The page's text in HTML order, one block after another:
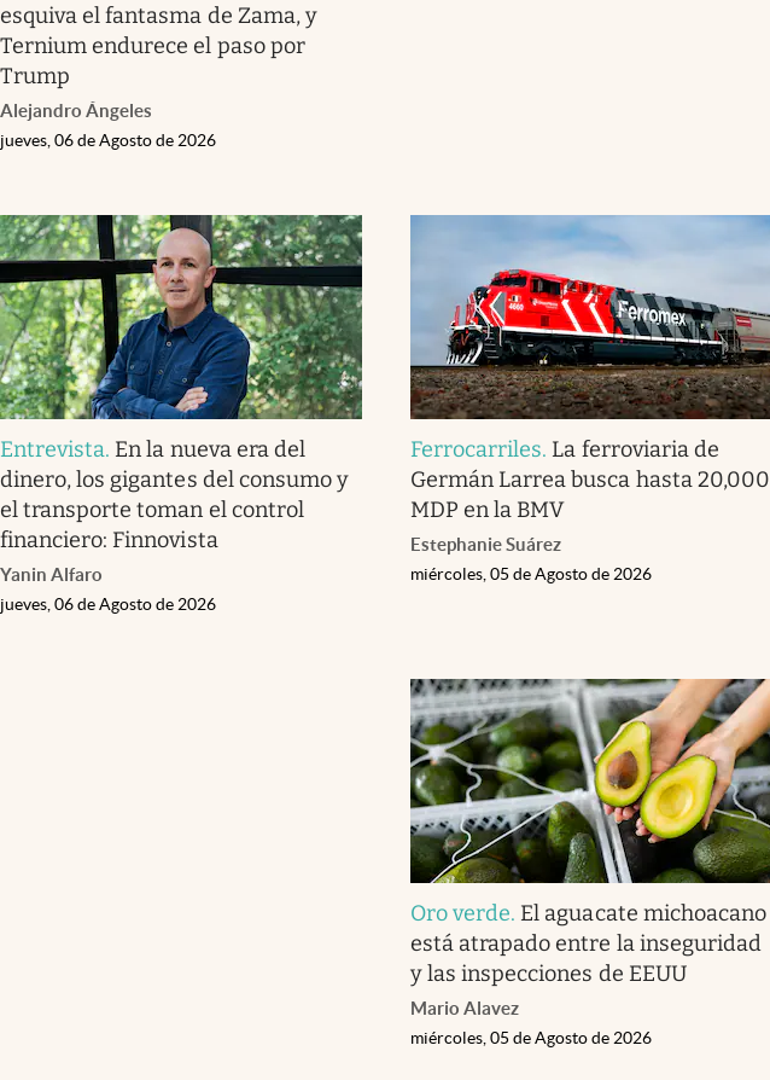
esquiva el fantasma de Zama, y
Ternium endurece el paso por
Trump
Alejandro Ángeles
jueves, 06 de Agosto de 2026
Entrevista. En la nueva era del
dinero, los gigantes del consumo y
el transporte toman el control
financiero: Finnovista
Yanin Alfaro
jueves, 06 de Agosto de 2026
Ferrocarriles. La ferroviaria de
Germán Larrea busca hasta 20,000
MDP en la BMV
Estephanie Suárez
miércoles, 05 de Agosto de 2026
Oro verde. El aguacate michoacano
está atrapado entre la inseguridad
y las inspecciones de EEUU
Mario Alavez
miércoles, 05 de Agosto de 2026